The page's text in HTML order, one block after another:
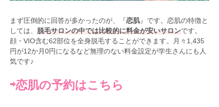
まず圧倒的に回答が多かったのが、『恋肌』です。恋肌の特徴と
しては、 脱毛サロンの中では比較的に料金が安いサロンです。
顔・VIO含む62部位を全身脱毛することができます。月々1,435
円が12か月0円になるなど無理のない料金設定が学生さんにも人
気です♪
⇨恋肌の予約はこちら